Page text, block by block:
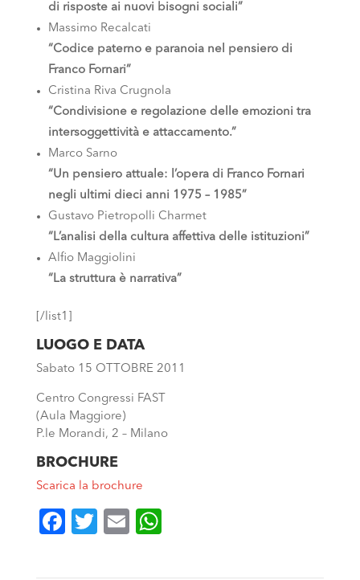
di risposte ai nuovi bisogni sociali”
Massimo Recalcati
“Codice paterno e paranoia nel pensiero di
Franco Fornari”
Cristina Riva Crugnola
“Condivisione e regolazione delle emozioni tra
intersoggettività e attaccamento.”
Marco Sarno
“Un pensiero attuale: l’opera di Franco Fornari
negli ultimi dieci anni 1975 – 1985”
Gustavo Pietropolli Charmet
“L’analisi della cultura affettiva delle istituzioni”
Alfio Maggiolini
“La struttura è narrativa”
[/list1]
LUOGO E DATA
Sabato 15 OTTOBRE 2011
Centro Congressi FAST
(Aula Maggiore)
P.le Morandi, 2 – Milano
BROCHURE
Scarica la brochure
Facebook
Twitter
Email